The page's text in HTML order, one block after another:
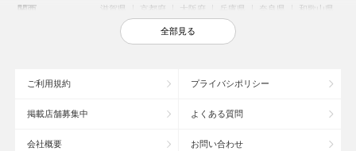
関西 滋賀県 京都府 大阪府 兵庫県 奈良県 和歌山県
鳥取県 島根県 岡山県 広島県
沖縄県
全部見る
ご利用規約 プライバシポリシー
掲載店舗募集中 よくある質問
会社概要 お問い合わせ